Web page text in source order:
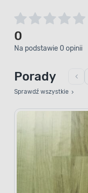
0
Na podstawie 0 opinii
Porady
Sprawdź wszystkie